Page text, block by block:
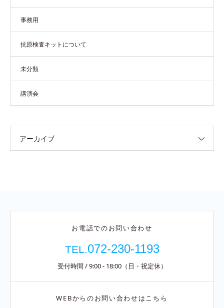
事務用
抗原検査キットについて
未分類
講演会
アーカイブ
お電話でのお問い合わせ
TEL.072-230-1193
受付時間 / 9:00 - 18:00（日・祝定休）
WEBからのお問い合わせはこちら